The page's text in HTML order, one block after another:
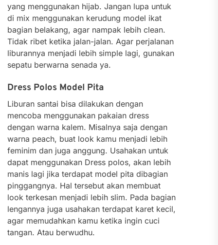
yang menggunakan hijab. Jangan lupa untuk
di mix menggunakan kerudung model ikat
bagian belakang, agar nampak lebih clean.
Tidak ribet ketika jalan-jalan. Agar perjalanan
liburannya menjadi lebih simple lagi, gunakan
sepatu berwarna senada ya.
Dress Polos Model Pita
Liburan santai bisa dilakukan dengan
mencoba menggunakan pakaian dress
dengan warna kalem. Misalnya saja dengan
warna peach, buat look kamu menjadi lebih
feminim dan juga anggung. Usahakan untuk
dapat menggunakan Dress polos, akan lebih
manis lagi jika terdapat model pita dibagian
pinggangnya. Hal tersebut akan membuat
look terkesan menjadi lebih slim. Pada bagian
lengannya juga usahakan terdapat karet kecil,
agar memudahkan kamu ketika ingin cuci
tangan. Atau berwudhu.